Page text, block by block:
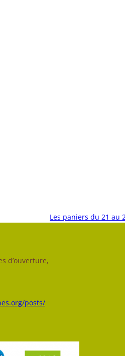
Les paniers du 21 au
d’ouverture,
posts/